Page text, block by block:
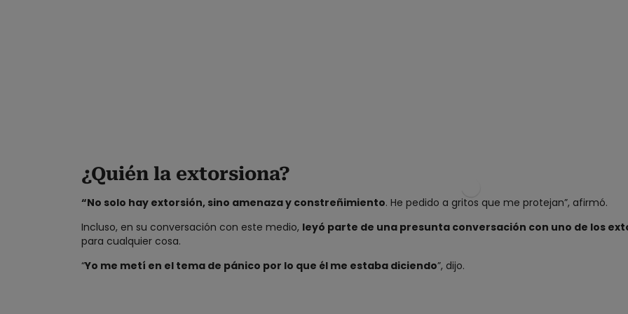
¿Quién la extorsiona?
“No solo hay extorsión, sino amenaza y constreñimiento. He pedido a gritos que me protejan”, afirmó.
Incluso, en su conversación con este medio, leyó parte de una presunta conversación con uno de los
para cualquier cosa.
“Yo me metí en el tema de pánico por lo que él me estaba diciendo”, dijo.